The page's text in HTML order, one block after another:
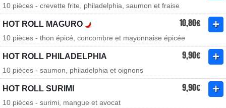
10 pièces - crevette frite, philadelphia, saumon et fraise
HOT ROLL MAGURO 10,80€
10 pièces - thon épicé, concombre et mayonnaise épicée
HOT ROLL PHILADELPHIA 9,90€
10 pièces - saumon, philadelphia et oignons
HOT ROLL SURIMI 9,90€
10 pièces - surimi, mangue et avocat